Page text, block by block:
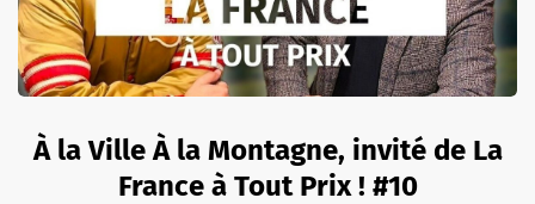
À la Ville À la Montagne, invité de La
France à Tout Prix ! #10